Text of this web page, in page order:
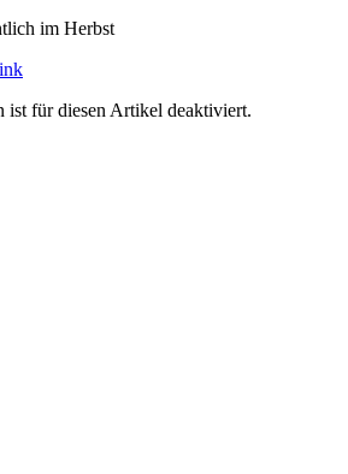
im Herbst
für diesen Artikel deaktiviert.